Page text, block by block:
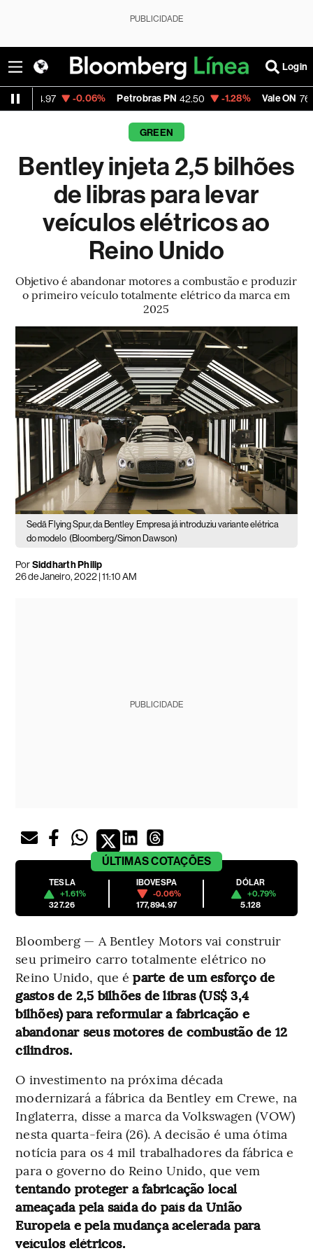
PUBLICIDADE
Login
-0.06% Petrobras PN 42.50 -1.28% Vale ON 76.31
GREEN
Bentley injeta 2,5 bilhões
de libras para levar
veículos elétricos ao
Reino Unido
Objetivo é abandonar motores a combustão e produzir
o primeiro veículo totalmente elétrico da marca em
2025
Sedã Flying Spur, da Bentley Empresa já introduziu variante elétrica
do modelo (Bloomberg/Simon Dawson)
PorSiddharth Philip
26 de Janeiro, 2022 | 11:10 AM
PUBLICIDADE
ÚLTIMASCOTAÇÕES
TESLA
+1.61%
327.26
IBOVESPA
-0.06%
177,894.97
DÓLAR
+0.79%
5.128
Bloomberg — A Bentley Motors vai construir
seu primeiro carro totalmente elétrico no
Reino Unido, que éparte de um esforço de
gastos de 2,5 bilhões de libras (US$ 3,4
bilhões) para reformular a fabricação e
abandonar seus motores de combustão de 12
cilindros.
O investimento na próxima década
modernizará a fábrica da Bentley em Crewe, na
Inglaterra, disse a marca da Volkswagen (VOW)
nesta quarta-feira (26). A decisão é uma ótima
notícia para os 4 mil trabalhadores da fábrica e
para o governo do Reino Unido, que vem
tentando proteger a fabricação local
ameaçada pela saída do país da União
Europeia e pela mudança acelerada para
veículos elétricos.